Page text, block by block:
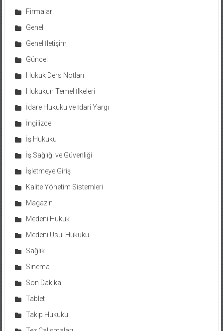
Firmalar
Genel
Genel İletişim
Güncel
Hukuk Ders Notları
Hukukun Temel İlkeleri
İdare Hukuku ve İdari Yargı
İngilizce
İş Hukuku
İş Sağlığı ve Güvenliği
İşletmeye Giriş
Kalite Yönetim Sistemleri
Magazin
Medeni Hukuk
Medeni Usul Hukuku
Sağlık
Sinema
Son Dakika
Tablet
Takip Hukuku